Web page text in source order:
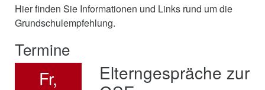
Hier finden Sie Informationen und Links rund um die
Grundschulempfehlung.
Termine
Fr,
Elterngespräche zur